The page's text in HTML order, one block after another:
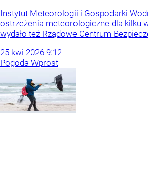
Instytut Meteorologii i Gospodarki
ostrzeżenia meteorologiczne dla kilku
wydało też Rządowe Centrum
25 kwi 2026 9:12
Pogoda Wprost